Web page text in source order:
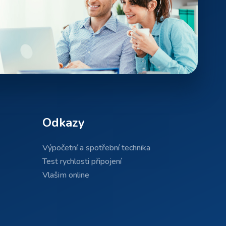
Odkazy
Výpočetní a spotřební technika
Test rychlosti připojení
Vlašim online